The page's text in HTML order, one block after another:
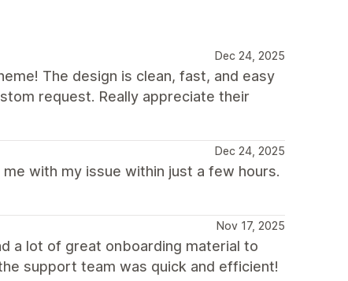
Dec 24, 2025
The design is clean, fast, and easy
request. Really appreciate their
Dec 24, 2025
with my issue within just a few hours.
Nov 17, 2025
a lot of great onboarding material to
support team was quick and efficient!